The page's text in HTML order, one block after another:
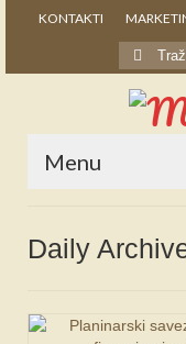
KONTAKTI
Search
for:
Menu
NOVOSTI
Daily